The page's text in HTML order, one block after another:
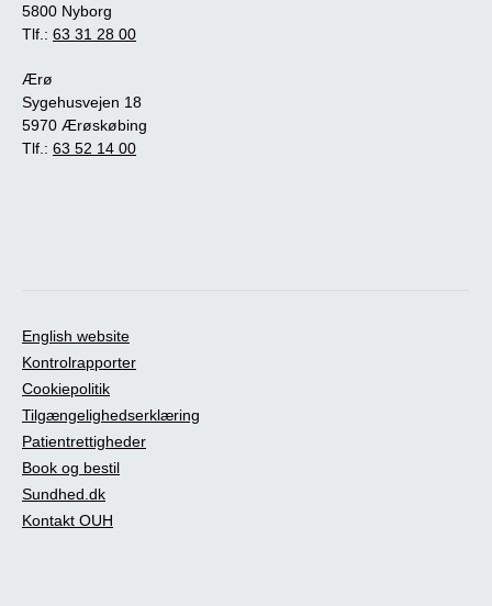
5800 Nyborg
Tlf.: 63 31 28 00
Ærø
Sygehusvejen 18
5970 Ærøskøbing
Tlf.: 63 52 14 00
English website
Kontrolrapporter
Cookiepolitik
Tilgængelighedserklæring
Patientrettigheder
Book og bestil
Sundhed.dk
Kontakt OUH